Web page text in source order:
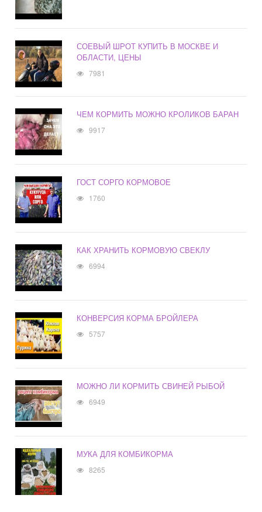
СОЕВЫЙ ШРОТ КУПИТЬ В МОСКВЕ И
ОБЛАСТИ, ЦЕНЫ
7981
ЧЕМ КОРМИТЬ МОЖНО КРОЛИКОВ БАРАН
9917
ГОСТ СОРГО КОРМОВОЕ
1760
КАК ХРАНИТЬ КОРМОВУЮ СВЕКЛУ
6994
КОНВЕРСИЯ КОРМА БРОЙЛЕРА
5757
МОЖНО ЛИ КОРМИТЬ СВИНЕЙ РЫБОЙ
6949
МУКА ДЛЯ КОМБИКОРМА
8265